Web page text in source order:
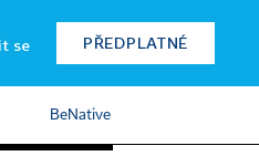
se PŘEDPLATNÉ
BeNative